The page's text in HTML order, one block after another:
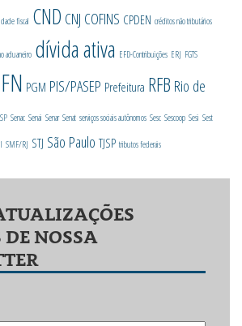
fiscal CND CNJ COFINS CPDEN créditos não tributários
aduaneiro dívida ativa EFD-Contribuições ERJ FGTS
PGM PIS/PASEP Prefeitura RFB Rio de
Senac Senai Senar Senat serviços sociais autônomos Sesc Sescoop Sesi Sest
SMF/RJ STJ São Paulo TJSP tributos federais
NOSSA